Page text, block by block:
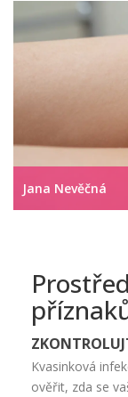
Jana Nevěčná
Kvasinková
ověřit, zda se